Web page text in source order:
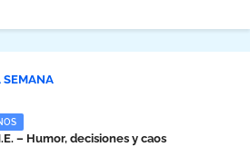
SEMANA
– Humor, decisiones y caos